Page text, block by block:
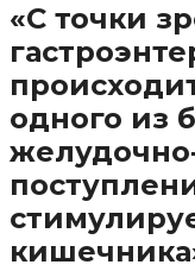
«С точки
одного из